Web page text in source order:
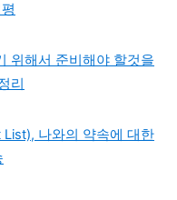
위해서 준비해야 할것을
리
나와의 약속에 대한